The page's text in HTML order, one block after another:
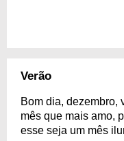
Verão
Bom dia, dezembro,
mês que mais amo,
esse seja um mês